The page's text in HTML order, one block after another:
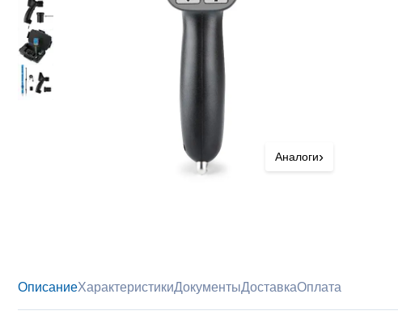
Аналоги›
ОписаниеХарактеристикиДокументыДоставкаОплата